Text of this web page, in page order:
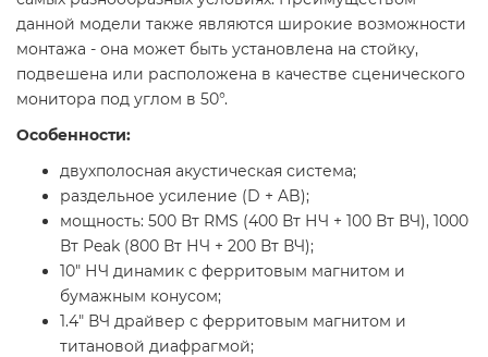
данной модели также являются широкие возможности
монтажа - она может быть установлена на стойку,
подвешена или расположена в качестве сценического
монитора под углом в 50°.
Особенности:
двухполосная акустическая система;
раздельное усиление (D + AB);
мощность: 500 Вт RMS (400 Вт НЧ + 100 Вт ВЧ), 1000
Вт Peak (800 Вт НЧ + 200 Вт ВЧ);
10" НЧ динамик с ферритовым магнитом и
бумажным конусом;
1.4" ВЧ драйвер с ферритовым магнитом и
титановой диафрагмой;